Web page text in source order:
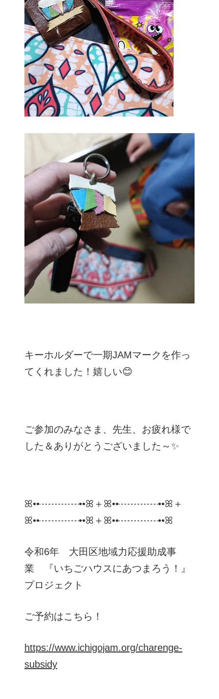
キーホルダーで一期JAMマークを作っ
てくれました！嬉しい😊
ご参加のみなさま、先生、お疲れ様で
した＆ありがとうございました～✨
ꕤ••┈┈┈┈••ꕤ＋ꕤ••┈┈┈┈••ꕤ＋
ꕤ••┈┈┈┈••ꕤ＋ꕤ••┈┈┈┈••ꕤ
令和6年 大田区地域力応援助成事
業 『いちごハウスにあつまろう！』
プロジェクト
ご予約はこちら！
https://www.ichigojam.org/charenge-
subsidy